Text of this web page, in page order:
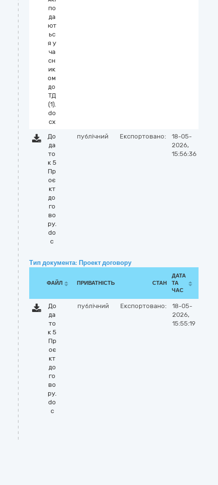
по
да
ют
ьс
я у
ча
сн
ик
ом
до
ТД
(1).
do
cx
До
да
то
к 5
Пр
оє
кт
до
го
во
ру.
do
c
публічний Експортовано:
18-05-
2026,
15:56:36
Тип документа: Проект договору
ФАЙЛ ПРИВАТНІСТЬ СТАН
ДАТА
ТА
ЧАС
До
да
то
к 5
Пр
оє
кт
до
го
во
ру.
do
c
публічний Експортовано:
18-05-
2026,
15:55:19